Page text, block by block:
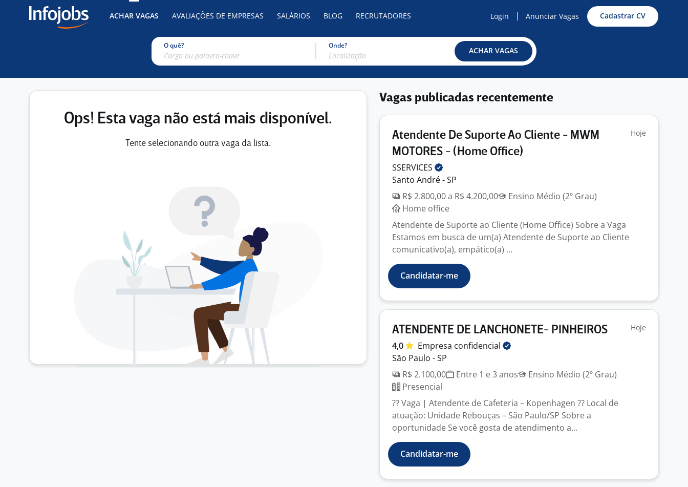
ACHAR VAGAS AVALIAÇÕES DE EMPRESAS SALÁRIOS BLOG RECRUTADORES Login Anunciar Vagas Cadastrar CV
O quê? Onde?
ACHAR VAGAS
Ops! Esta vaga não está mais disponível.
Tente selecionando outra vaga da lista.
Vagas publicadas recentemente
Atendente De Suporte Ao Cliente - MWM
MOTORES - (Home Office)
Hoje
SSERVICES
Santo André - SP
R$ 2.800,00 a R$ 4.200,00
Ensino Médio (2º Grau)
Home office
Atendente de Suporte ao Cliente (Home Office) Sobre a Vaga
Estamos em busca de um(a) Atendente de Suporte ao Cliente
comunicativo(a), empático(a) ...
Candidatar-me
ATENDENTE DE LANCHONETE- PINHEIROS Hoje
4,0 Empresa confidencial
São Paulo - SP
R$ 2.100,00
Entre 1 e 3 anos
Ensino Médio (2º Grau)
Presencial
?? Vaga | Atendente de Cafeteria – Kopenhagen ?? Local de
atuação: Unidade Rebouças – São Paulo/SP Sobre a
oportunidade Se você gosta de atendimento a...
Candidatar-me